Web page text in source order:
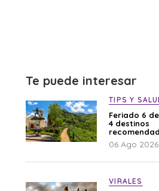
Te puede interesar
TIPS Y
Feriado 6
4 destinos
disfrutar el
06 Ago 2026
VIRALES